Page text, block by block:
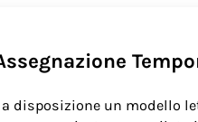
disposizione un modello